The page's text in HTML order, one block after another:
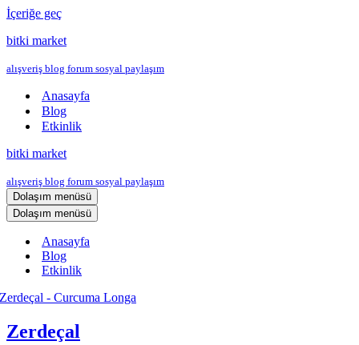
İçeriğe geç
bitki market
alışveriş blog forum sosyal paylaşım
Anasayfa
Blog
Etkinlik
bitki market
alışveriş blog forum sosyal paylaşım
Dolaşım menüsü
Dolaşım menüsü
Anasayfa
Blog
Etkinlik
Zerdeçal